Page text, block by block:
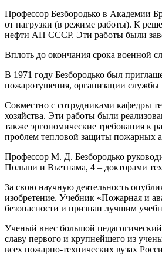
Профессор Безбородько в Академии
от нагрузки (в режиме работы). К
нефти АН СССР. Эти работы были
Вплоть до окончания срока военной
В 1971 году Безбородько был
пожаротушения, организации службы
Совместно с сотрудниками кафедры
хозяйства. Эти работы были
также эргономические требования
проблем тепловой защиты пожарных
Профессор М. Д. Безбородько
Польши и Вьетнама, 4 – докторами
За свою научную деятельность
изобретение. Учебник «Пожарная и
безопасности и признан лучшим
Ученый внес большой
славу первого и крупнейшего из
всех пожарно-технических вузах